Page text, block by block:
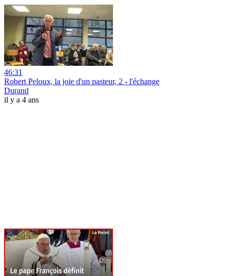
46:31
Robert Peloux, la joie d'un pasteur, 2 - l'échange
Durand
il y a 4 ans